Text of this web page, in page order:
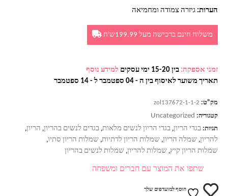
הערות: גיזרה צמודה ומחמיאה
משלוח חינם ברכישה מעל 199.99ש'ח
זמני אספקה: בין 15-20 ימי עסקים
למידע נוסף
תאריך משוער לאיסוף בין ה - 04 ספטמבר ל - 14 ספטמבר
מק"ט: zol137672-1-1-2
קטגוריה: Uncategorized
תגיות: בגדי הריון, בגדי הריון לנשים מלאות, בגדים לנשים בהריון, הריון,
להריון, שמלה הריון, שמלות הריון לדתיות, שמלות הריון סתיו,
שמלות הריון קיץ, שמלות להריון, שמלות לנשים בהריון
שתפו את המוצר עם חברים ומשפחה
הוסף למועדפים שלך